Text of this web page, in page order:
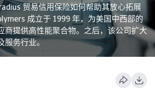
贸易信用保险如何帮助其放心拓展
成立于 1999 年，为美国中西部的
商提供高性能聚合物。之后，该公司扩大
服务行业。